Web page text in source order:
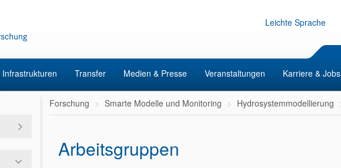
Leichte Sprache
Infrastrukturen Transfer Medien & Presse Veranstaltungen Karriere & Jobs
Forschung Smarte Modelle und Monitoring Hydrosystemmodellierung
Arbeitsgruppen